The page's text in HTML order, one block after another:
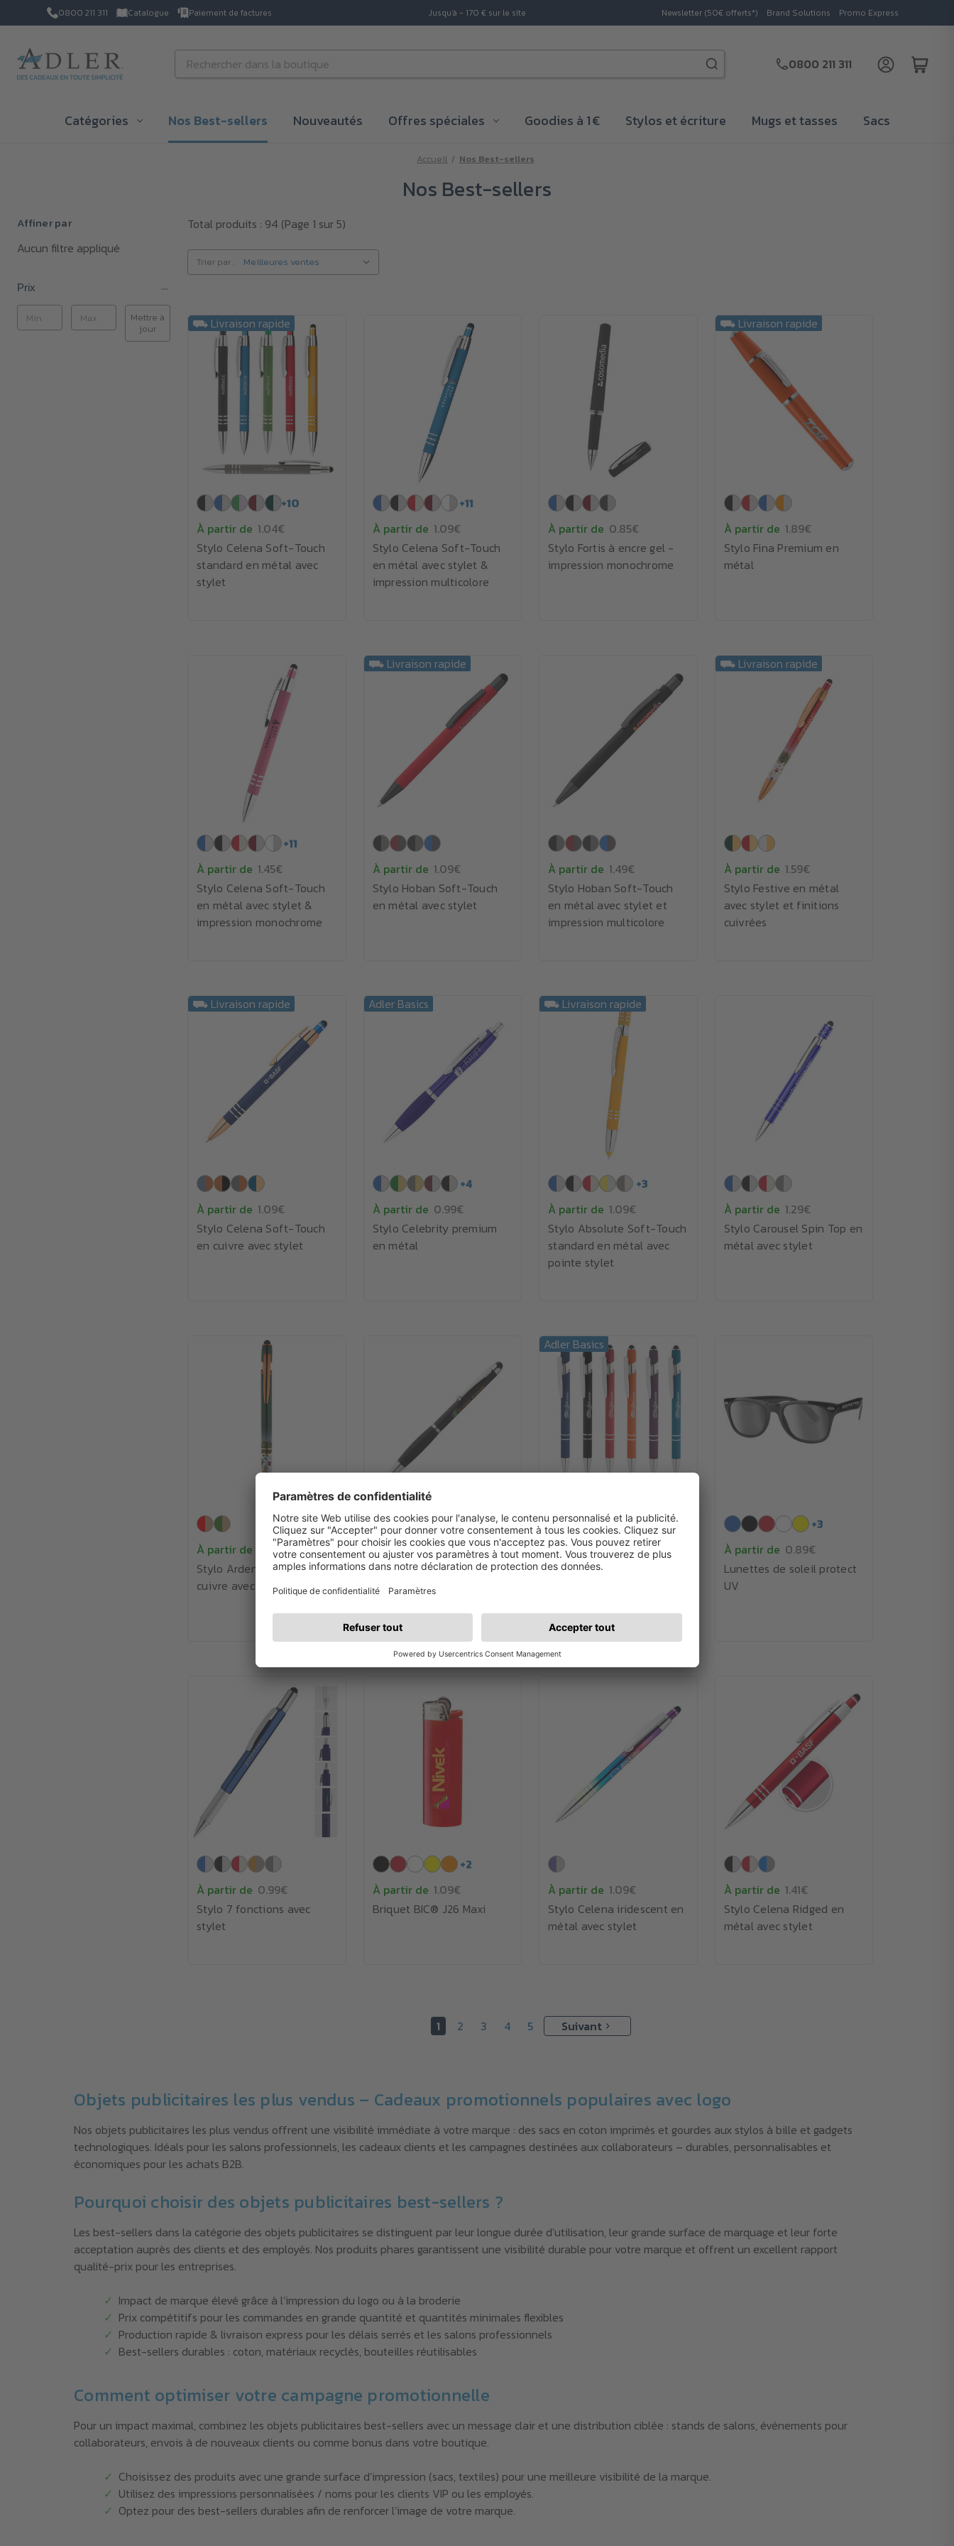
0800 211 311 Catalogue Paiement de factures Jusqu'à - 170 € sur le site Newsletter (50€ offerts*) Brand Solutions Promo Express
Rechercher
0800 211 311
Catégories Nos Best-sellers Nouveautés Offres spéciales Goodies à 1 € Stylos et écriture Mugs et tasses Sacs
Accueil Nos Best-sellers
Nos Best-sellers
Affiner par
Aucun filtre appliqué
Prix
Mettre à
jour
Total produits : 94 (Page 1 sur 5)
Trier par :
⛟ Livraison rapide
+10
À partir de 1.04€
Stylo Celena Soft-Touch
standard en métal avec
stylet
+11
À partir de 1.09€
Stylo Celena Soft-Touch
en métal avec stylet &
impression multicolore
À partir de 0.85€
Stylo Fortis à encre gel -
impression monochrome
⛟ Livraison rapide
À partir de 1.89€
Stylo Fina Premium en
métal
+11
À partir de 1.45€
Stylo Celena Soft-Touch
en métal avec stylet &
impression monochrome
⛟ Livraison rapide
À partir de 1.09€
Stylo Hoban Soft-Touch
en métal avec stylet
À partir de 1.49€
Stylo Hoban Soft-Touch
en métal avec stylet et
impression multicolore
⛟ Livraison rapide
À partir de 1.59€
Stylo Festive en métal
avec stylet et finitions
cuivrées
⛟ Livraison rapide
À partir de 1.09€
Stylo Celena Soft-Touch
en cuivre avec stylet
Adler Basics
+4
À partir de 0.99€
Stylo Celebrity premium
en métal
⛟ Livraison rapide
+3
À partir de 1.09€
Stylo Absolute Soft-Touch
standard en métal avec
pointe stylet
À partir de 1.29€
Stylo Carousel Spin Top en
métal avec stylet
À partir de
1.68€
Stylo Arden Festive en
cuivre avec stylet
À partir de 0.30€
Stylo en plastique Lotiss
avec stylet
Adler Basics
+2
À partir de 0.89€
Stylo Arden Soft-Touch
+3
À partir de 0.89€
Lunettes de soleil protect
UV
À partir de 0.99€
Stylo 7 fonctions avec
stylet
+2
À partir de 1.09€
Briquet BIC® J26 Maxi
À partir de 1.09€
Stylo Celena iridescent en
métal avec stylet
À partir de 1.41€
Stylo Celena Ridged en
métal avec stylet
1 2 3 4 5 Suivant
Objets publicitaires les plus vendus – Cadeaux promotionnels populaires avec logo
Nos objets publicitaires les plus vendus offrent une visibilité immédiate à votre marque : des sacs en coton imprimés et gourdes aux stylos à bille et gadgets
technologiques. Idéals pour les salons professionnels, les cadeaux clients et les campagnes destinées aux collaborateurs – durables, personnalisables et
économiques pour les achats B2B.
Pourquoi choisir des objets publicitaires best-sellers ?
Les best-sellers dans la catégorie des objets publicitaires se distinguent par leur longue durée d’utilisation, leur grande surface de marquage et leur forte
acceptation auprès des clients et des employés. Nos produits phares garantissent une visibilité durable pour votre marque et offrent un excellent rapport
qualité-prix pour les entreprises.
Impact de marque élevé grâce à l’impression du logo ou à la broderie
Prix compétitifs pour les commandes en grande quantité et quantités minimales flexibles
Production rapide & livraison express pour les délais serrés et les salons professionnels
Best-sellers durables : coton, matériaux recyclés, bouteilles réutilisables
Comment optimiser votre campagne promotionnelle
Pour un impact maximal, combinez les objets publicitaires best-sellers avec un message clair et une distribution ciblée : stands de salons, événements pour
collaborateurs, envois à de nouveaux clients ou comme bonus dans votre boutique.
Choisissez des produits avec une grande surface d’impression (sacs, textiles) pour une meilleure visibilité de la marque.
Utilisez des impressions personnalisées / noms pour les clients VIP ou les employés.
Optez pour des best-sellers durables afin de renforcer l’image de votre marque.